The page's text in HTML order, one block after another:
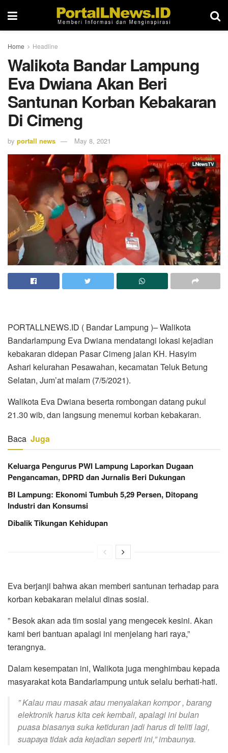
Home Headline
Walikota Bandar Lampung
Eva Dwiana Akan Beri
Santunan Korban Kebakaran
Di Cimeng
by portall news May 8, 2021
PORTALLNEWS.ID ( Bandar Lampung )– Walikota
Bandarlampung Eva Dwiana mendatangi lokasi kejadian
kebakaran didepan Pasar Cimeng jalan KH. Hasyim
Ashari kelurahan Pesawahan, kecamatan Teluk Betung
Selatan, Jum’at malam (7/5/2021).
Walikota Eva Dwiana beserta rombongan datang pukul
21.30 wib, dan langsung menemui korban kebakaran.
Baca Juga
Keluarga Pengurus PWI Lampung Laporkan Dugaan
Pengancaman, DPRD dan Jurnalis Beri Dukungan
BI Lampung: Ekonomi Tumbuh 5,29 Persen, Ditopang
Industri dan Konsumsi
Dibalik Tikungan Kehidupan
Eva berjanji bahwa akan memberi santunan terhadap para
korban kebakaran melalui dinas sosial.
” Besok akan ada tim sosial yang mengecek kesini. Akan
kami beri bantuan apalagi ini menjelang hari raya,”
terangnya.
Dalam kesempatan ini, Walikota juga menghimbau kepada
masyarakat kota Bandarlampung untuk selalu berhati-hati.
” Kalau mau masak atau menyalakan kompor , barang
elektronik harus kita cek kembali, apalagi ini bulan
puasa biasanya suka ketiduran jadi harus di teliti lagi,
suapaya tidak ada kejadian seperti ini,” imbaunya.